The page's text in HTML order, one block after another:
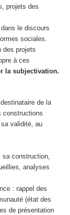
projets des
le discours
sociales.
des projets
à ces
la subjectivation.
de la
constructions
validité, au
sa construction,
analyses
: rappel des
(état des
de présentation